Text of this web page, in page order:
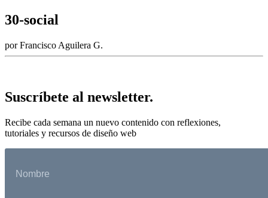
30-social
por Francisco Aguilera G.
Suscríbete al newsletter.
Recibe cada semana un nuevo contenido con reflexiones,
tutoriales y recursos de diseño web